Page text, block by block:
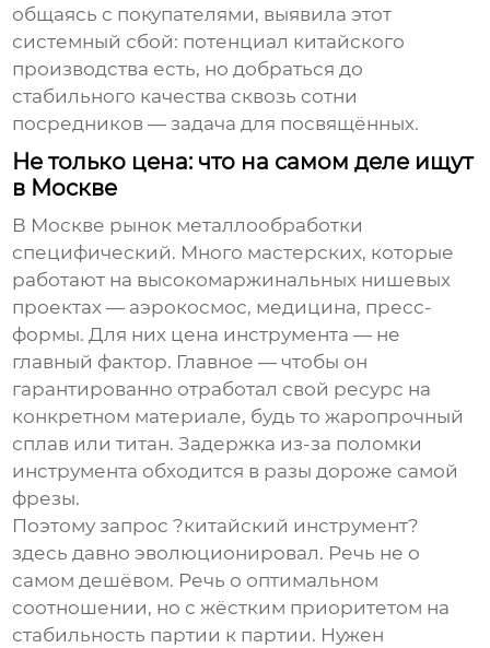
общаясь с покупателями, выявила этот
системный сбой: потенциал китайского
производства есть, но добраться до
стабильного качества сквозь сотни
посредников — задача для посвящённых.
Не только цена: что на самом деле ищут
в Москве
В Москве рынок металлообработки
специфический. Много мастерских, которые
работают на высокомаржинальных нишевых
проектах — аэрокосмос, медицина, пресс-
формы. Для них цена инструмента — не
главный фактор. Главное — чтобы он
гарантированно отработал свой ресурс на
конкретном материале, будь то жаропрочный
сплав или титан. Задержка из-за поломки
инструмента обходится в разы дороже самой
фрезы.
Поэтому запрос ?китайский инструмент?
здесь давно эволюционировал. Речь не о
самом дешёвом. Речь о оптимальном
соотношении, но с жёстким приоритетом на
стабильность партии к партии. Нужен